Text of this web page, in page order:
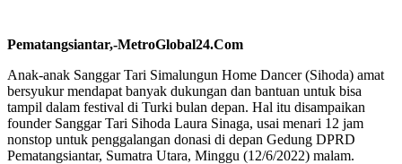
Pematangsiantar,-MetroGlobal24.Com
Anak-anak Sanggar Tari Simalungun Home Dancer (Sihoda) amat
bersyukur mendapat banyak dukungan dan bantuan untuk bisa
tampil dalam festival di Turki bulan depan. Hal itu disampaikan
founder Sanggar Tari Sihoda Laura Sinaga, usai menari 12 jam
nonstop untuk penggalangan donasi di depan Gedung DPRD
Pematangsiantar, Sumatra Utara, Minggu (12/6/2022) malam.